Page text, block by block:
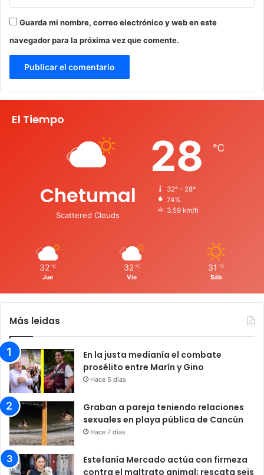
Guarda mi nombre, correo electrónico y web en este
navegador para la próxima vez que comente.
El Tiempo
Chetumal
Scattered Clouds
28 ℃
32º - 28º
74%
3.59 km/h
32 ℃
Jue
32 ℃
Vie
31 ℃
Sáb
Más leidas
En la justa medianía el combate
prosélito entre Marín y Gino
Hace 5 días
Graban a pareja teniendo relaciones
sexuales en playa pública de Cancún
Hace 7 días
Estefanía Mercado actúa con firmeza
contra el maltrato animal; rescata seis